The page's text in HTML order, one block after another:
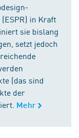
in Kraft
sie bislang
setzt jedoch
(das sind
der
Mehr